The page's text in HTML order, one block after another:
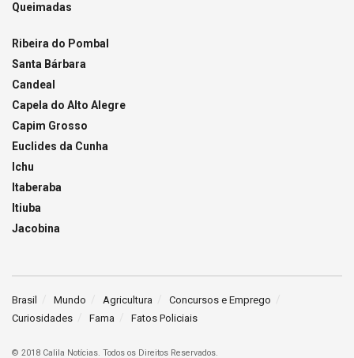
Queimadas
Ribeira do Pombal
Santa Bárbara
Candeal
Capela do Alto Alegre
Capim Grosso
Euclides da Cunha
Ichu
Itaberaba
Itiuba
Jacobina
Brasil Mundo Agricultura
Concursos e Emprego
Curiosidades
Fama Fatos Policiais
© 2018 Calila Notícias. Todos os Direitos Reservados.